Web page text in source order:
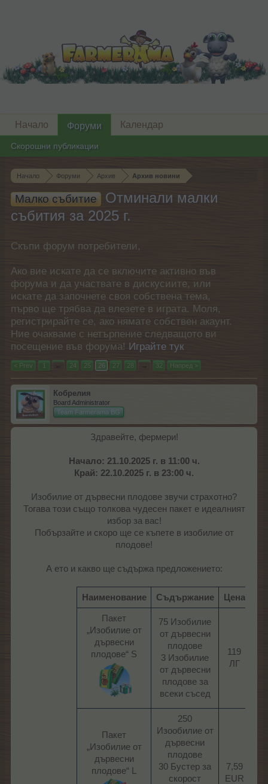
Начало Форуми Архив Архив новини
Малко събитие
Отминали малки
събития за 2025 г.
Скъпи форум потребители,
Ако вие искате да се включите активно във
форума и да участвате в дискусиите, или
искате да започнете своя собствена тема,
първо ще трябва да влезете в играта. Моля,
регистрирайте се, ако нямате собствен акаунт.
Ние очакваме с нетърпение следващото ви
посещение във форума! Играйте тук
< Prev 1 ← 24 25 26 27 28 → 32 Напред >
Кобрелия
Board Administrator
Team Farmerama BG
Здравейте, фермери!
Начало: 21.10.2025 г. в 11:00 ч.
Край: 22.10.2025 г. в 23:00 ч.
Изобилие от дървесни плодове звучи страхотно?
Тогава този също толкова чудесен пакет е идеалният
избор за вас!
Побързайте и скоро ще се къпете в изобилие от
плодове!
А ето и какво ще съдържа предложението:
Наименование Съдържание Цена
Пакет
„Изобилие от
дървесни
плодове“ S
75 Изобилие
от дървесни
плодове
3 Изобилие
от дървесни
плодове за
всеки съсед​
119
ЛГ​
Пакет
„Изобилие от
дървесни
плодове“ L
250
Изообилие от
дървесни
плодове
30 Бустер за
скорост
7,59
EUR​
Начало Форуми
Скорошни публикации
Календар